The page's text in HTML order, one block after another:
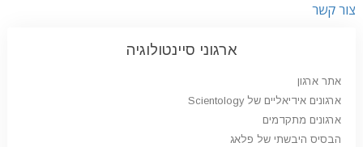
צור קשר
ארגוני סיינטולוגיה
אתר ארגון
ארגונים אידיאליים של Scientology
ארגונים מתקדמים
הבסיס היבשתי של פלאג